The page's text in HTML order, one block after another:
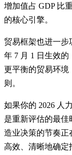
增加值占 GDP 比
的核心引擎。
贸易框架也进一步
年 7 月 1 日生效
更平衡的贸易环境
则。
如果你的 2026 人
是重新评估的最佳
造业决策的节奏正
高效、清晰地确定